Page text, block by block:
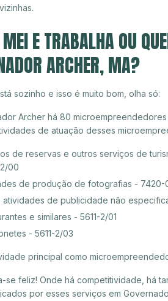
E TRABALHA OU
ARCHER, MA?
sozinho e isso é muito bom, olha só:
Archer há 80
de atuação desses
de reservas e outros serviços de
00
de produção de fotografias - 7420-
atividades de publicidade não
e similares - 5611-2/01
- 5611-2/03
principal como
se feliz! Onde há competitividade, há
por esses serviços em